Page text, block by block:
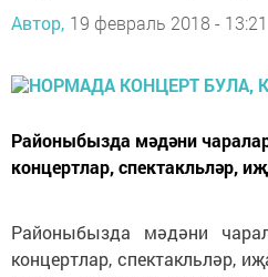
Автор, 19 февраль 2018 - 13:21
Районыбызда мәдәни
концертлар, спектакльләр,
Районыбызда мәдәни
концертлар, спектакльләр,